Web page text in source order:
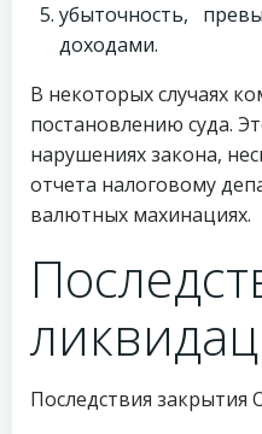
убыточность,
доходами.
В некоторых случаях
постановлению суда.
нарушениях закона,
отчета налоговому
валютных махинациях.
Последствия закрытия